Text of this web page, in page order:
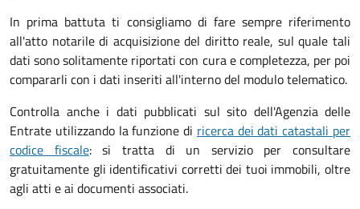
In prima battuta ti consigliamo di fare sempre riferimento
all'atto notarile di acquisizione del diritto reale, sul quale tali
dati sono solitamente riportati con cura e completezza, per poi
compararli con i dati inseriti all'interno del modulo telematico.
Controlla anche i dati pubblicati sul sito dell'Agenzia delle
Entrate utilizzando la funzione di ricerca dei dati catastali per
codice fiscale: si tratta di un servizio per consultare
gratuitamente gli identificativi corretti dei tuoi immobili, oltre
agli atti e ai documenti associati.